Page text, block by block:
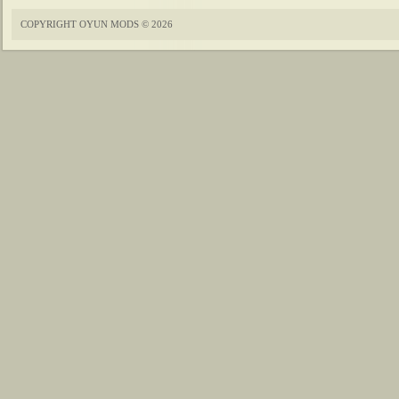
COPYRIGHT OYUN MODS © 2026